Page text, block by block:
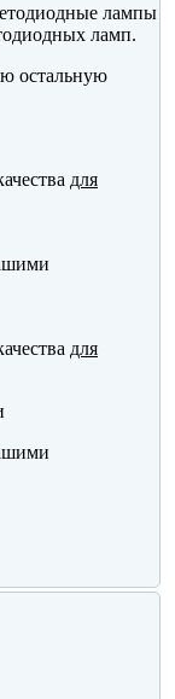
лампы
ламп.
остальную
для
для